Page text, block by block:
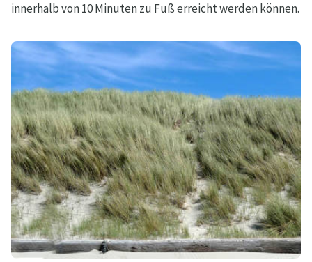
innerhalb von 10 Minuten zu Fuß erreicht werden können.